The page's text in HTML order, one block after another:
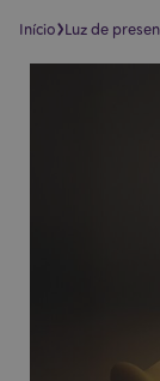
Início›Luz de